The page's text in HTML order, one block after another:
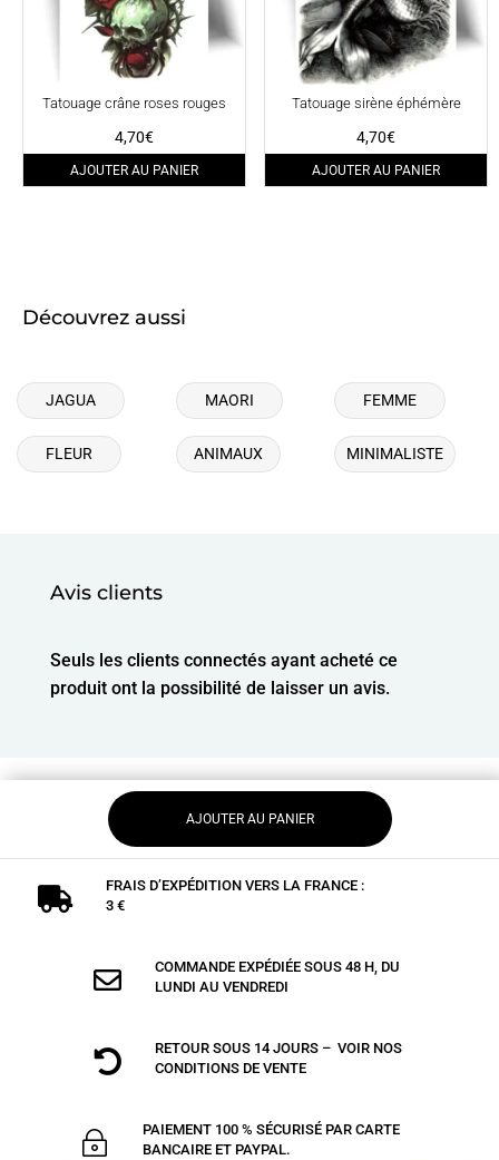
Tatouage crâne roses rouges
4,70€
AJOUTER AU PANIER
Tatouage sirène éphémère
4,70€
AJOUTER AU PANIER
Découvrez aussi
JAGUA MAORI FEMME
FLEUR ANIMAUX MINIMALISTE
Avis clients
Seuls les clients connectés ayant acheté ce
produit ont la possibilité de laisser un avis.
AJOUTER AU PANIER

FRAIS D’EXPÉDITION VERS LA FRANCE :
3 €

COMMANDE EXPÉDIÉE SOUS 48 H, DU
LUNDI AU VENDREDI

RETOUR SOUS 14 JOURS – VOIR NOS
CONDITIONS DE VENTE
~
PAIEMENT 100 % SÉCURISÉ PAR CARTE
BANCAIRE ET PAYPAL.